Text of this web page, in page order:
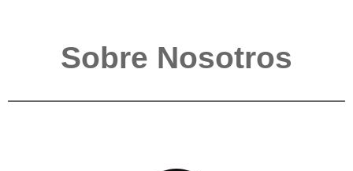
Sobre Nosotros